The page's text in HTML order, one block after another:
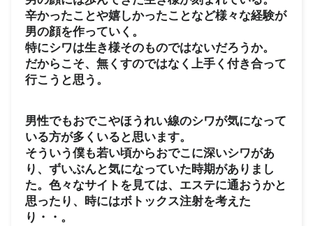
辛かったことや嬉しかったことなど様々な経験が
男の顔を作っていく。
特にシワは生き様そのものではないだろうか。
だからこそ、無くすのではなく上手く付き合って
行こうと思う。
男性でもおでこやほうれい線のシワが気になって
いる方が多くいると思います。
そういう僕も若い頃からおでこに深いシワがあ
り、ずいぶんと気になっていた時期がありまし
た。色々なサイトを見ては、エステに通おうかと
思ったり、時にはボトックス注射を考えた
り・・。